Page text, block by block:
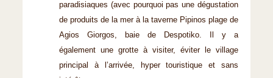
paradisiaques (avec pourquoi pas une dégustation
de produits de la mer à la taverne Pipinos plage de
Agios Giorgos, baie de Despotiko. Il y a
également une grotte à visiter, éviter le village
principal à l’arrivée, hyper touristique et sans